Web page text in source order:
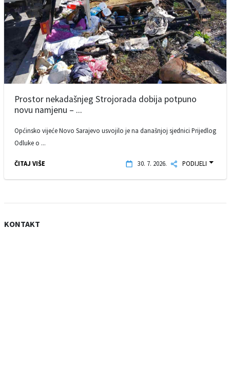
Prostor nekadašnjeg Strojorada dobija potpuno
novu namjenu – ...
Općinsko vijeće Novo Sarajevo usvojilo je na današnjoj sjednici Prijedlog
Odluke o ...
ČITAJ VIŠE 30. 7. 2026. PODIJELI
KONTAKT